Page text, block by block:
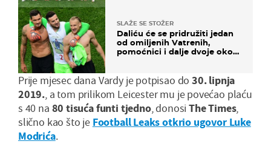
SLAŽE SE STOŽER
Daliću će se pridružiti jedan
od omiljenih Vatrenih,
pomoćnici i dalje dvoje oko
Prije mjesec dana Vardy je potpisao do 30. lipnja
2019., a tom prilikom Leicester mu je povećao plaću
s 40 na 80 tisuća funti tjedno, donosi The Times,
slično kao što je Football Leaks otkrio ugovor Luke
Modrića.